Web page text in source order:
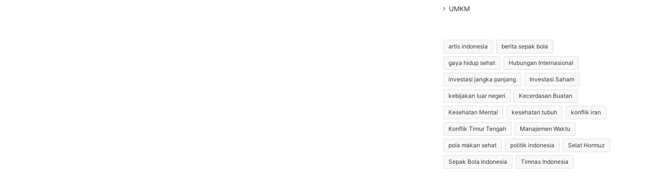
UMKM
artis indonesia berita sepak bola
gaya hidup sehat Hubungan Internasional
investasi jangka panjang Investasi Saham
kebijakan luar negeri Kecerdasan Buatan
Kesehatan Mental kesehatan tubuh konflik iran
Konflik Timur Tengah Manajemen Waktu
pola makan sehat politik indonesia Selat Hormuz
Sepak Bola Indonesia Timnas Indonesia